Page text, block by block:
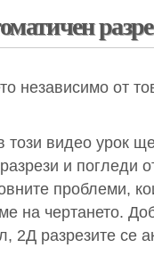
независимо от
видео урок
и погледи
проблеми,
на чертането.
2Д разрезите се